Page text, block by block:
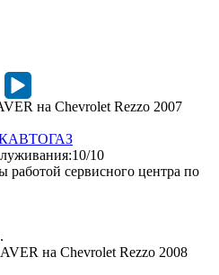
на Chevrolet Rezzo 2007
10
работой сервисного центра по
на Chevrolet Rezzo 2008